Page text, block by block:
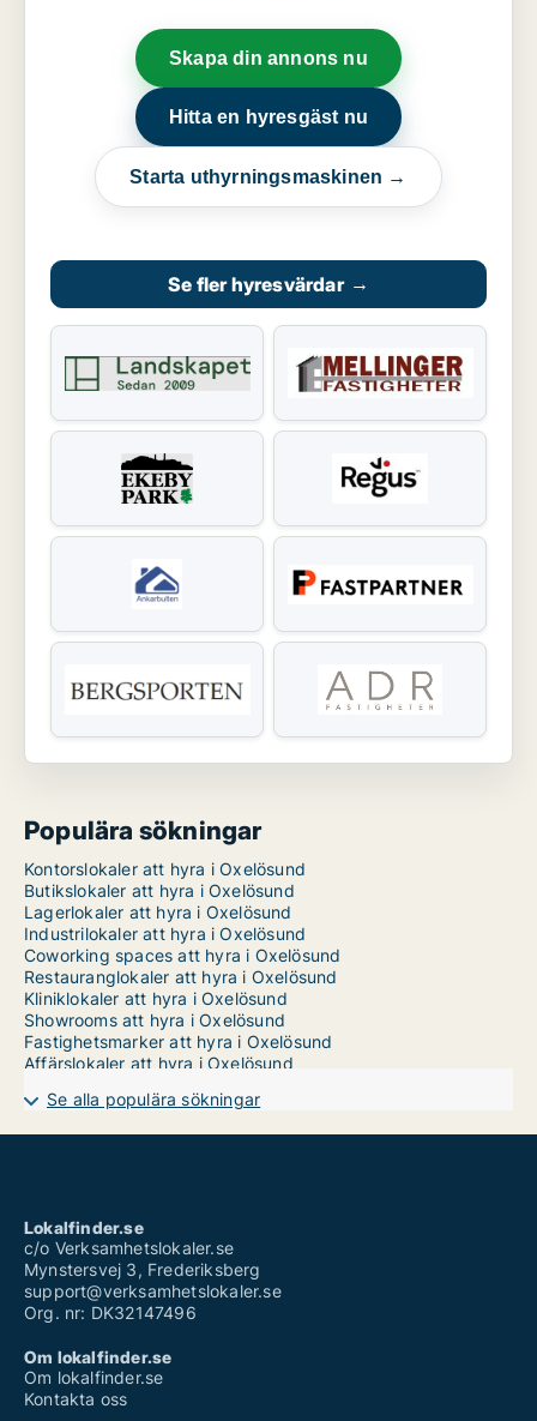
Skapa din annons nu
Hitta en hyresgäst nu
Starta uthyrningsmaskinen →
Se fler hyresvärdar →
Populära sökningar
Kontorslokaler att hyra i Oxelösund
Butikslokaler att hyra i Oxelösund
Lagerlokaler att hyra i Oxelösund
Industrilokaler att hyra i Oxelösund
Coworking spaces att hyra i Oxelösund
Restauranglokaler att hyra i Oxelösund
Kliniklokaler att hyra i Oxelösund
Showrooms att hyra i Oxelösund
Fastighetsmarker att hyra i Oxelösund
Affärslokaler att hyra i Oxelösund
Se alla populära sökningar
Lokalfinder.se
c/o Verksamhetslokaler.se
Mynstersvej 3, Frederiksberg
support@verksamhetslokaler.se
Org. nr: DK32147496
Om lokalfinder.se
Om lokalfinder.se
Kontakta oss